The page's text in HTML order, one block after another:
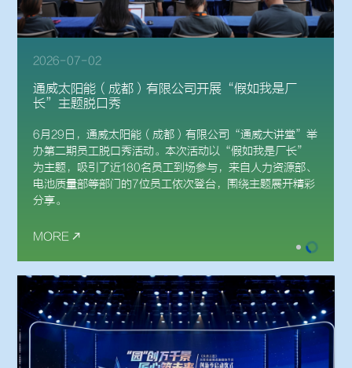
2026-07-03
通威太阳能科技启动并开展“AI创意先锋营”系列
活动
AI为翼，向新而行
MORE